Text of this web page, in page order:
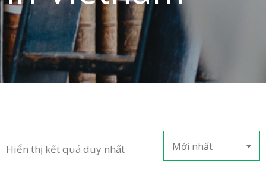
Hiển thị kết quả duy nhất Mới nhất